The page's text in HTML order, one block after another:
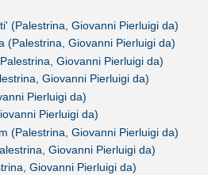
(Palestrina, Giovanni Pierluigi da)
(Palestrina, Giovanni Pierluigi da)
Giovanni Pierluigi da)
Giovanni Pierluigi da)
Pierluigi da)
Pierluigi da)
(Palestrina, Giovanni Pierluigi da)
Giovanni Pierluigi da)
Giovanni Pierluigi da)